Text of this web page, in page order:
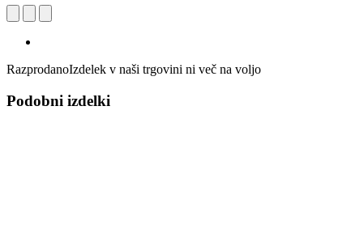
RazprodanoIzdelek v naši trgovini ni več na voljo
Podobni izdelki